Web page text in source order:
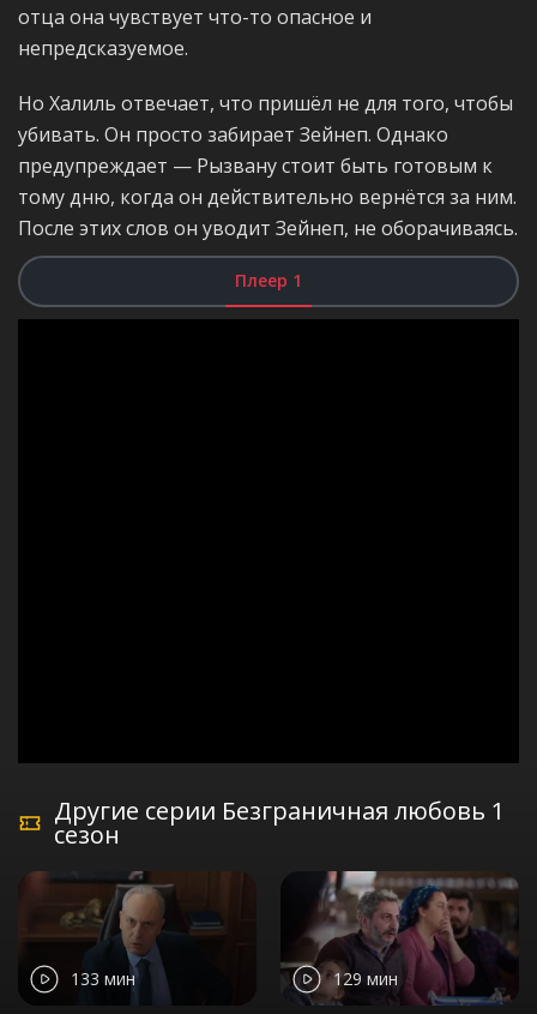
отца она чувствует что-то опасное и
непредсказуемое.
Но Халиль отвечает, что пришёл не для того, чтобы
убивать. Он просто забирает Зейнеп. Однако
предупреждает — Рызвану стоит быть готовым к
тому дню, когда он действительно вернётся за ним.
После этих слов он уводит Зейнеп, не оборачиваясь.
Плеер 1
Другие серии Безграничная любовь 1
сезон
133 мин 129 мин